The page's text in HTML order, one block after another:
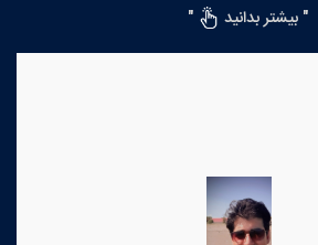
" بیشتر بدانید
"